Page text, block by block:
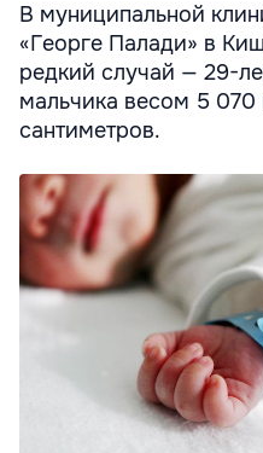
В муниципальной
«Георге Палади» в
редкий случай — 29-
мальчика весом 5
сантиметров.